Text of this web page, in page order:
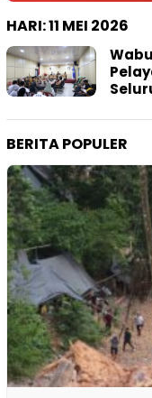
HARI:11 MEI 2026
BERITA POPULER